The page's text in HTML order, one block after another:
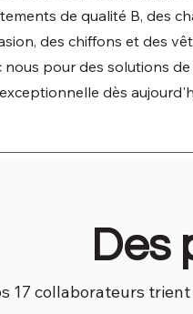
de qualité B, des
des chiffons et des
nous pour des solutions
dès
Des
17 collaborateurs